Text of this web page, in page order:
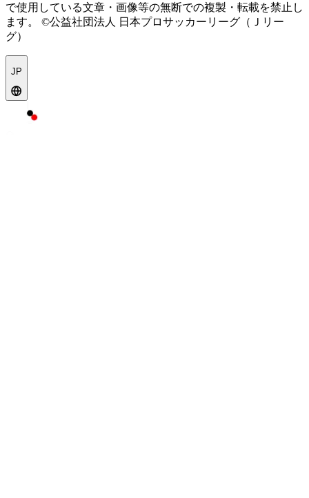
で使用している文章・画像等の無断での複製・転載を禁止し
ます。
©公益社団法人 日本プロサッカーリーグ（Ｊリー
グ）
JP